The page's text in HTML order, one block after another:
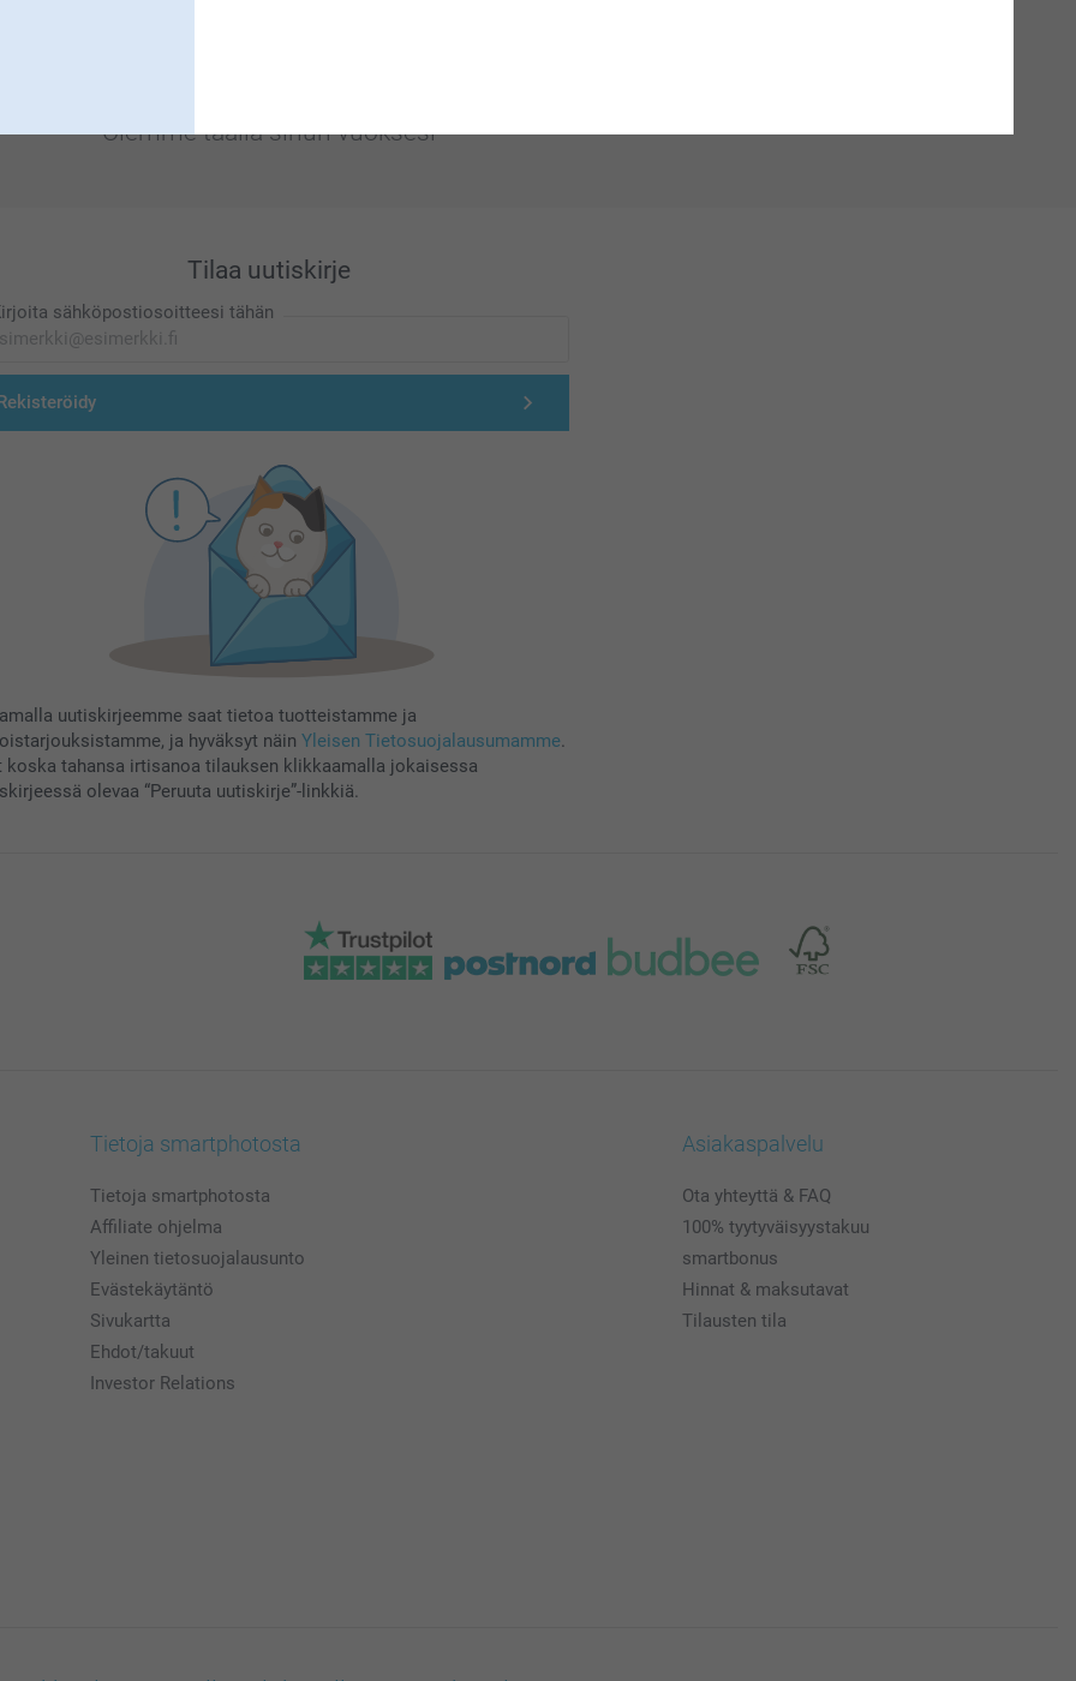
Olemme täällä sinun vuoksesi
Tilaa uutiskirje
sähköpostiosoitteesi tähän
uutiskirjeemme saat tietoa tuotteistamme ja
ja hyväksyt näin Yleisen Tietosuojalausumamme.
koska tahansa irtisanoa tilauksen klikkaamalla jokaisessa
olevaa “Peruuta uutiskirje”-linkkiä.
Tietoja smartphotosta
Tietoja smartphotosta
Affiliate ohjelma
Yleinen tietosuojalausunto
Evästekäytäntö
Sivukartta
Ehdot/takuut
Investor Relations
Asiakaspalvelu
Ota yhteyttä & FAQ
100% tyytyväisyystakuu
smartbonus
Hinnat & maksutavat
Tilausten tila